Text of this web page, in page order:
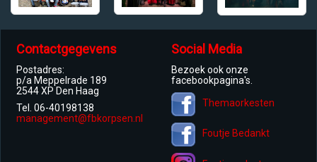
Contactgegevens
Postadres:
p/a Meppelrade 189
2544 XP Den Haag
Tel. 06-40198138
management@fbkorpsen.nl
Social Media
Bezoek ook onze
facebookpagina's.
Themaorkesten
Foutje Bedankt